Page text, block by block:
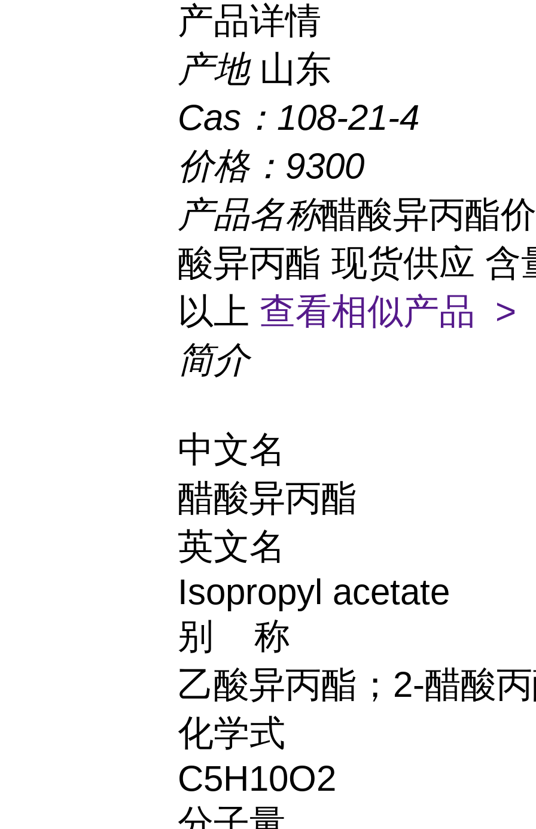
产品详情
产地 山东
Cas： 108-21-4
价格： 9300
产品名称醋酸异丙酯
酸异丙酯 现货供应 含
以上 查看相似产品 >
简介
中文名
醋酸异丙酯
英文名
Isopropyl acetate
别 称
乙酸异丙酯；2-醋酸
化学式
C5H10O2